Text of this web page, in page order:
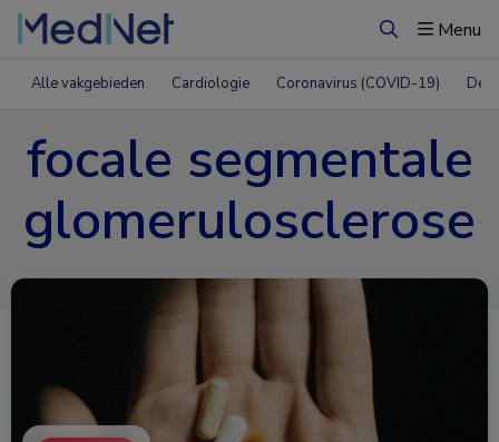
ZoekenMenu
Alle vakgebieden Cardiologie Coronavirus (COVID-19)
focale segmentale
glomerulosclerose